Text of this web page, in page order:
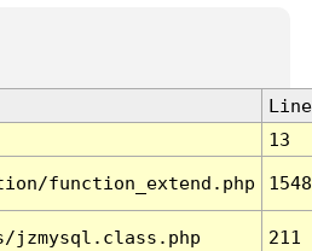
Line
13
function_extend.php 1548
jzmysql.class.php 211